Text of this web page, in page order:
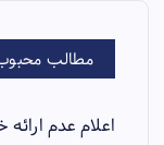
مطالب
اعلام عدم